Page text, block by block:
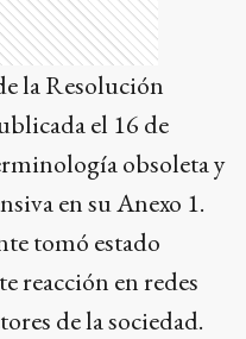
la Resolución
el 16 de
obsoleta y
en su Anexo 1.
tomó estado
reacción en redes
de la sociedad.